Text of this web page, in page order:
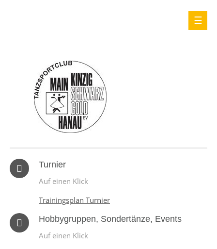
Turnier
Auf einen Klick
Trainingsplan Turnier
Hobbygruppen, Sondertänze, Events
Auf einen Klick